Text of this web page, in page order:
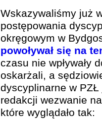
Wskazywaliśmy już
postępowania
okręgowym w
powoływał się na
czasu nie wpływały
oskarżali, a
dyscyplinarne w
redakcji wezwanie
które wyglądało tak: